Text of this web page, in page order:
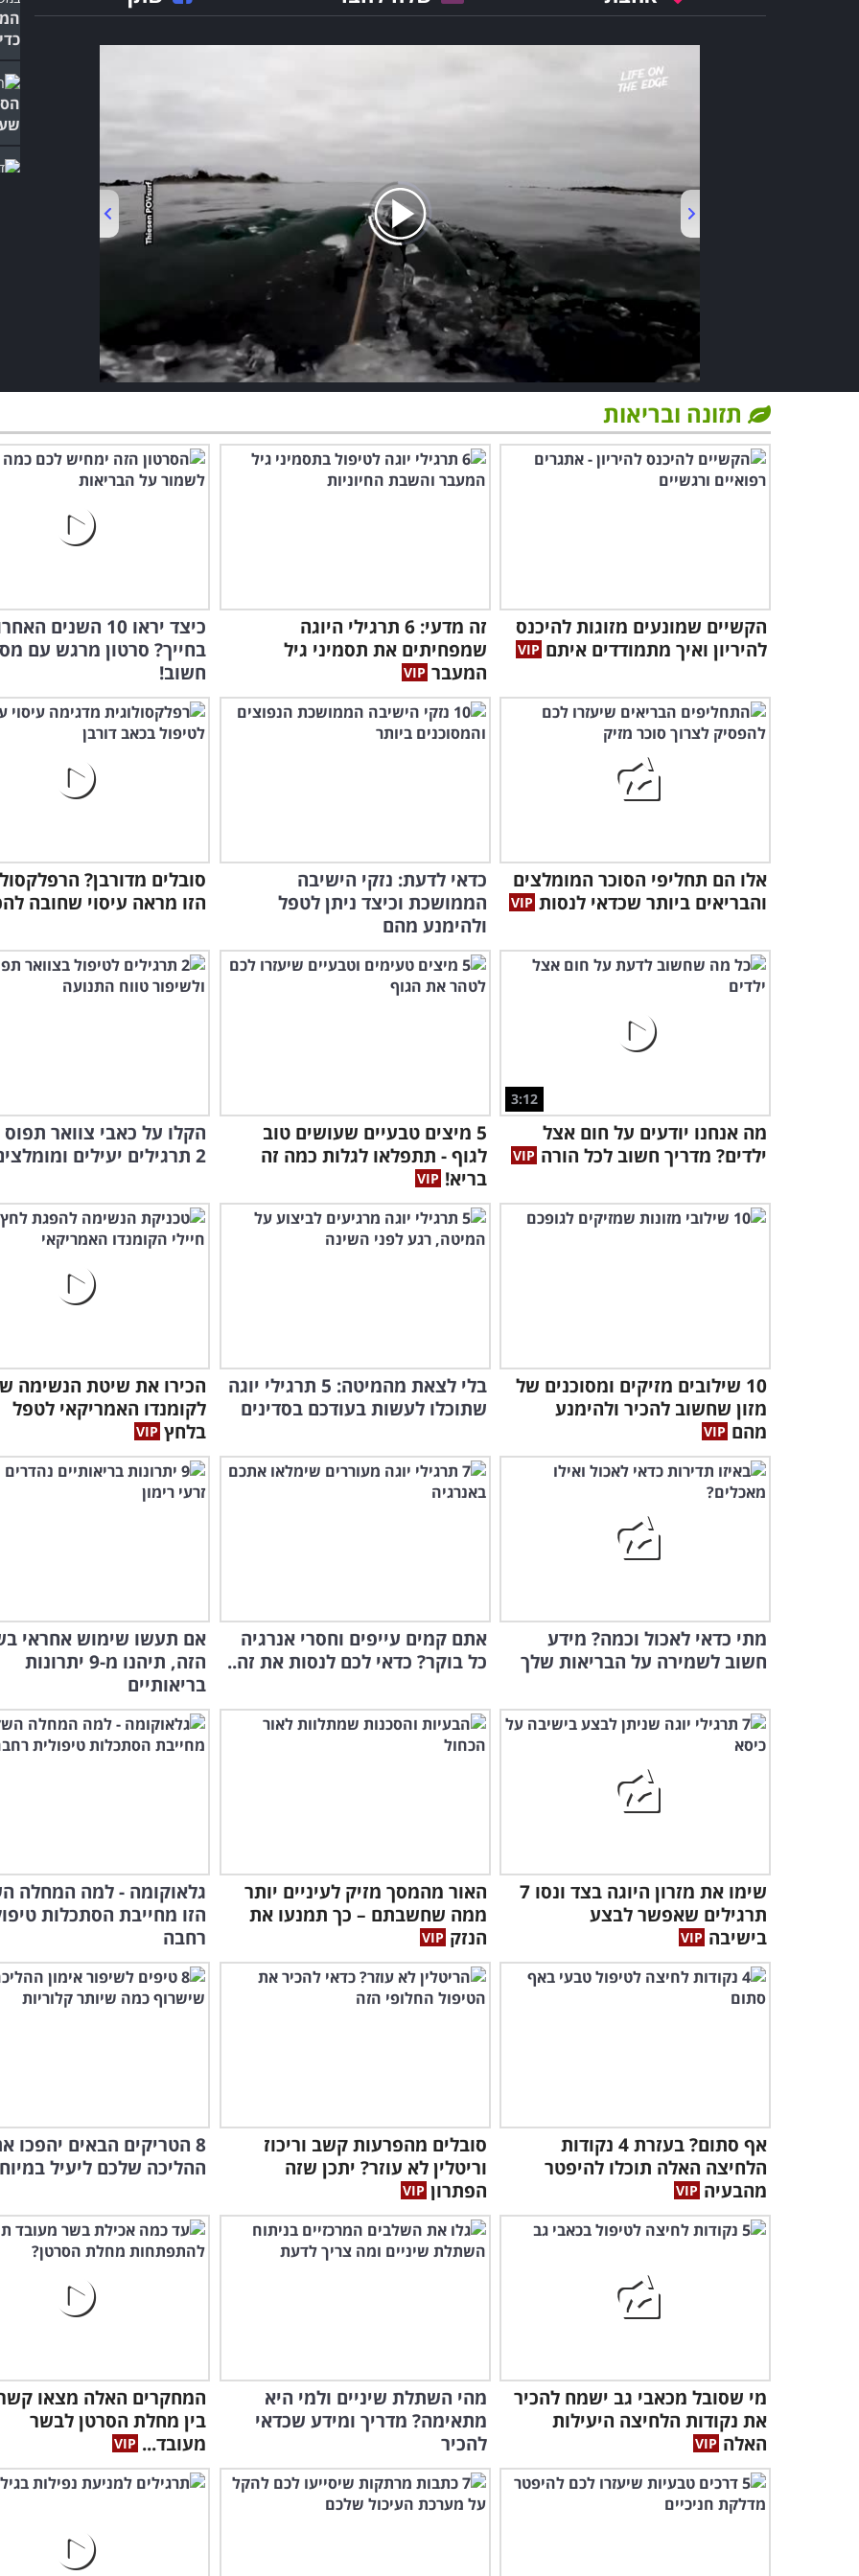
00:00/03:55
תזונה ובריאות
הקשיים שמונעים מזוגות להיכנס
להיריון ואיך מתמודדים איתם
זה מדעי: 6 תרגילי היוגה
שמפחיתים את תסמיני גיל
המעבר
כיצד יראו 10 השנים
בחייך? סרטון מרגש עם
חשוב!
אלו הם תחליפי הסוכר המומלצים
והבריאים ביותר שכדאי לנסות
כדאי לדעת: נזקי הישיבה
הממושכת וכיצד ניתן לטפל
ולהימנע מהם
סובלים מדורבן?
הזו מראה עיסוי שחובה
3:12
מה אנחנו יודעים על חום אצל
ילדים? מדריך חשוב לכל הורה
5 מיצים טבעיים שעושים טוב
לגוף - תתפלאו לגלות כמה זה
בריא!
הקלו על כאבי צוואר
2 תרגילים יעילים ומומלצים
10 שילובים מזיקים ומסוכנים של
מזון שחשוב להכיר ולהימנע
מהם
בלי לצאת מהמיטה: 5 תרגילי יוגה
שתוכלו לעשות בעודכם בסדינים
הכירו את שיטת הנשימה
לקומנדו האמריקאי לטפל
בלחץ
מתי כדאי לאכול וכמה? מידע
חשוב לשמירה על הבריאות שלך
אתם קמים עייפים וחסרי אנרגיה
כל בוקר? כדאי לכם לנסות את זה..
אם תעשו שימוש אחראי
הזה, תיהנו מ-9 יתרונות
בריאותיים
שימו את מזרון היוגה בצד ונסו 7
תרגילים שאפשר לבצע
בישיבה
האור מהמסך מזיק לעיניים יותר
ממה שחשבתם – כך תמנעו את
הנזק
גלאוקומה - למה המחלה
הזו מחייבת הסתכלות
רחבה
אף סתום? בעזרת 4 נקודות
הלחיצה האלה תוכלו להיפטר
מהבעיה
סובלים מהפרעות קשב וריכוז
וריטלין לא עוזר? יתכן שזה
הפתרון
8 הטריקים הבאים יהפכו
ההליכה שלכם ליעיל
מי שסובל מכאבי גב ישמח להכיר
את נקודות הלחיצה היעילות
האלה
מהי השתלת שיניים ולמי היא
מתאימה? מדריך ומידע שכדאי
להכיר
המחקרים האלה מצאו
בין מחלת הסרטן לבשר
מעובד...